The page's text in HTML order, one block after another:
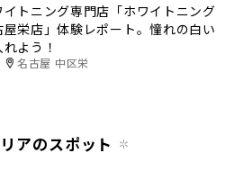
トニング専門店「ホワイトニング
屋栄店」体験レポート。憧れの白い
よう！
名古屋 中区栄
アのスポット